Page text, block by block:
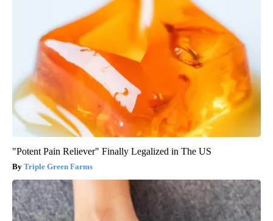
"Potent Pain Reliever" Finally Legalized in The US
Triple Green Farms